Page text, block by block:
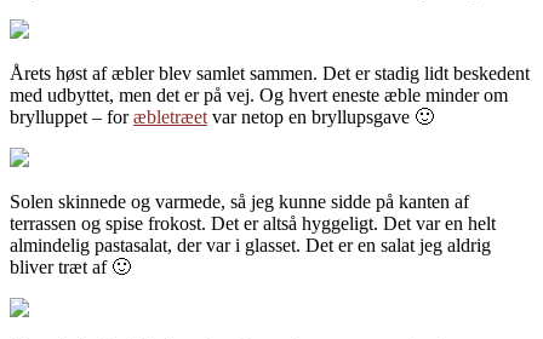
Årets høst af æbler blev samlet sammen. Det er stadig lidt beskedent
med udbyttet, men det er på vej. Og hvert eneste æble minder om
brylluppet – foræbletræet var netop en bryllupsgave 🙂
Solen skinnede og varmede, så jeg kunne sidde på kanten af
terrassen og spise frokost. Det er altså hyggeligt. Det var en helt
almindelig pastasalat, der var i glasset. Det er en salat jeg aldrig
bliver træt af 🙂